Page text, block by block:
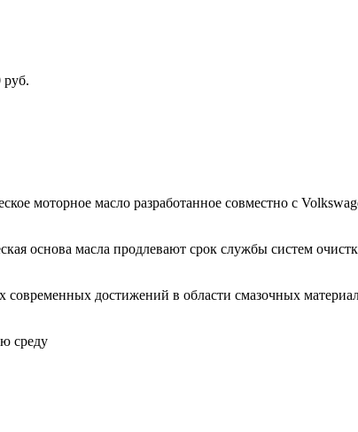
руб.
моторное масло разработанное совместно с
основа масла продлевают срок службы систем
современных достижений в области смазочных
среду